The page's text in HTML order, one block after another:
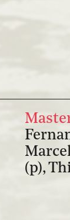
(p),